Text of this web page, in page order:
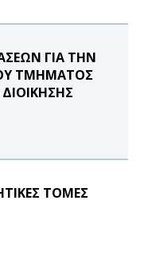
ΓΙΑ ΤΗΝ
ΤΜΗΜΑΤΟΣ
ΤΟΜΕΣ